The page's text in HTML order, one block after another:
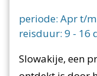
periode: Apr t/
reisduur: 9 - 16
Slowakije, een